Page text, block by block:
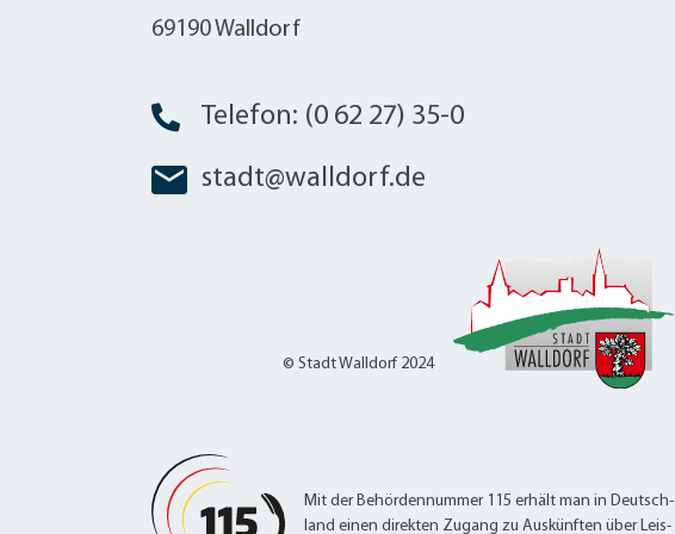
Veranstaltungskalender
Wegbeschreibung
Zahlen und Fakten
69190 Walldorf
Telefon: (0 62 27) 35-0
stadt@walldorf.de
© Stadt Walldorf 2024
Mit der Behördennummer 115 erhält man in Deutsch-
land einen direkten Zugang zu Auskünften über Leis-